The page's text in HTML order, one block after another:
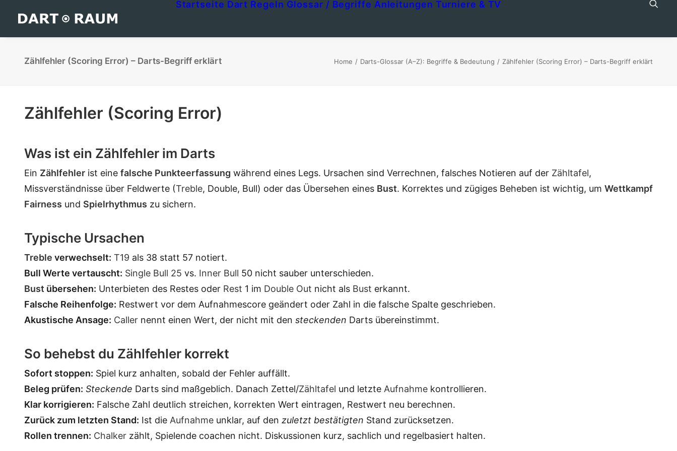
Startseite Dart Regeln Glossar / Begriffe Anleitungen Turniere & TV
Zählfehler (Scoring Error) – Darts-Begriff erklärt Home Darts-Glossar (A–Z): Begriffe & Bedeutung Zählfehler (Scoring Error) – Darts-Begriff erklärt
Zählfehler (Scoring Error)
Was ist ein Zählfehler im Darts
Ein Zählfehler ist eine falsche Punkteerfassung während eines Legs. Ursachen sind Verrechnen, falsches Notieren auf der Zähltafel,
Missverständnisse über Feldwerte (Treble, Double, Bull) oder das Übersehen eines Bust. Korrektes und zügiges Beheben ist wichtig, um Wettkampf
Fairness und Spielrhythmus zu sichern.
Typische Ursachen
Treble verwechselt: T19 als 38 statt 57 notiert.
Bull Werte vertauscht: Single Bull 25 vs. Inner Bull 50 nicht sauber unterschieden.
Bust übersehen: Unterbieten des Restes oder Rest 1 im Double Out nicht als Bust erkannt.
Falsche Reihenfolge: Restwert vor dem Aufnahmescore geändert oder Zahl in die falsche Spalte geschrieben.
Akustische Ansage: Caller nennt einen Wert, der nicht mit den steckenden Darts übereinstimmt.
So behebst du Zählfehler korrekt
Sofort stoppen: Spiel kurz anhalten, sobald der Fehler auffällt.
Beleg prüfen: Steckende Darts sind maßgeblich. Danach Zettel/Zähltafel und letzte Aufnahme kontrollieren.
Klar korrigieren: Falsche Zahl deutlich streichen, korrekten Wert eintragen, Restwert neu berechnen.
Zurück zum letzten Stand: Ist die Aufnahme unklar, auf den zuletzt bestätigten Stand zurücksetzen.
Rollen trennen: Chalker zählt, Spielende coachen nicht. Diskussionen kurz, sachlich und regelbasiert halten.